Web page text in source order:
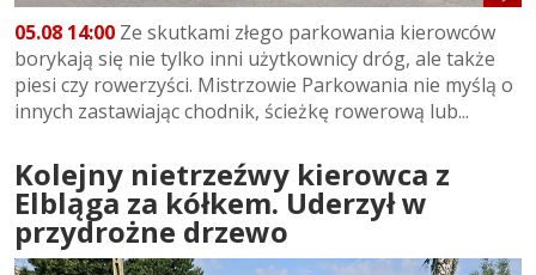
05.08 14:00 Ze skutkami złego parkowania kierowców
borykają się nie tylko inni użytkownicy dróg, ale także
piesi czy rowerzyści. Mistrzowie Parkowania nie myślą o
innych zastawiając chodnik, ścieżkę rowerową lub...
Kolejny nietrzeźwy kierowca z
Elbląga za kółkem. Uderzył w
przydrożne drzewo